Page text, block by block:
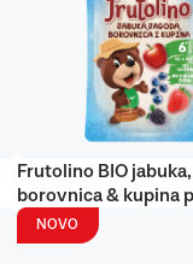
Frutolino BIO
borovnica & kupina
NOVO